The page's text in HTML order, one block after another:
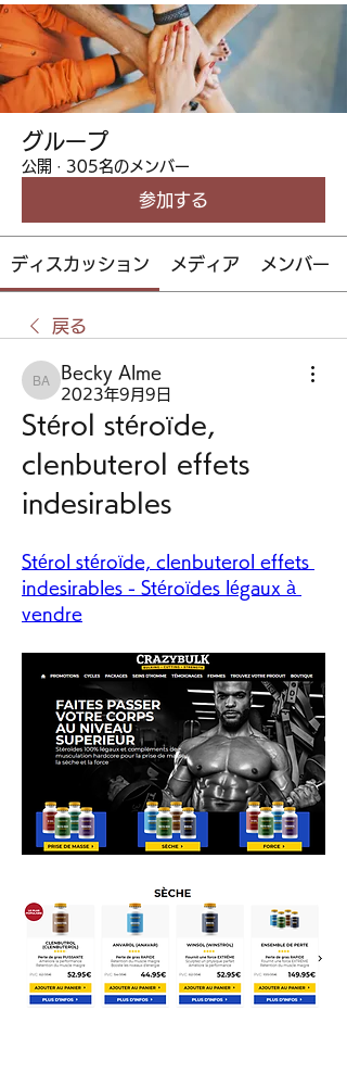
グループ
公開 · 305名のメンバー
参加する
ディスカッション メディア メンバー
戻る
Becky Alme
Becky Alme
2023年9月9日
Stérol stéroïde,
clenbuterol effets
indesirables
Stérol stéroïde, clenbuterol effets
indesirables - Stéroïdes légaux à
vendre